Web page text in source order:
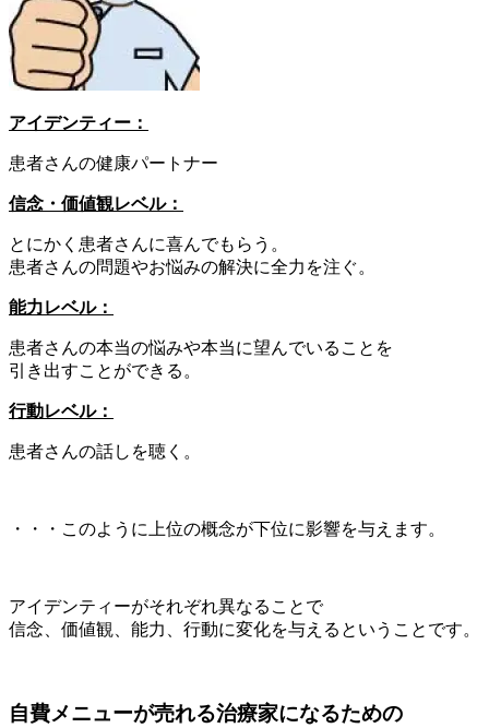
アイデンティー：
患者さんの健康パートナー
信念・価値観レベル：
とにかく患者さんに喜んでもらう。
患者さんの問題やお悩みの解決に全力を注ぐ。
能力レベル：
患者さんの本当の悩みや本当に望んでいることを
引き出すことができる。
行動レベル：
患者さんの話しを聴く。
・・・このように上位の概念が下位に影響を与えます。
アイデンティーがそれぞれ異なることで
信念、価値観、能力、行動に変化を与えるということです。
自費メニューが売れる治療家になるための